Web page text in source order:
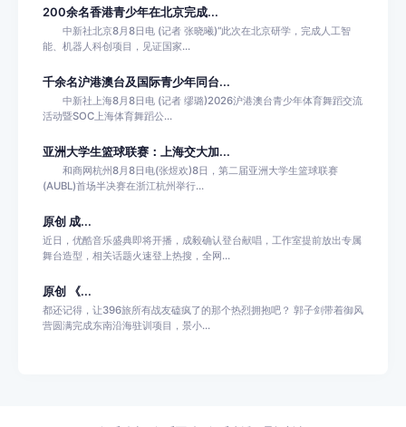
200余名香港青少年在北京完成...
中新社北京8月8日电 (记者 张晓曦)“此次在北京研学，完成人工智
能、机器人科创项目，见证国家...
千余名沪港澳台及国际青少年同台...
中新社上海8月8日电 (记者 缪璐)2026沪港澳台青少年体育舞蹈交流
活动暨SOC上海体育舞蹈公...
亚洲大学生篮球联赛：上海交大加...
和商网杭州8月8日电(张煜欢)8日，第二届亚洲大学生篮球联赛
(AUBL)首场半决赛在浙江杭州举行...
原创 成...
近日，优酷音乐盛典即将开播，成毅确认登台献唱，工作室提前放出专属
舞台造型，相关话题火速登上热搜，全网...
原创 《...
都还记得，让396旅所有战友磕疯了的那个热烈拥抱吧？ 郭子剑带着御风
营圆满完成东南沿海驻训项目，景小...